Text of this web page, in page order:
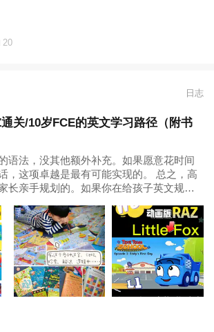
20
日志
关/10岁FCE的英文学习路径（附书
语法，没其他额外补充。如果愿意花时间
，这项卓越是最有可能实现的。 总之，高
长亲手规划的。如果你在给孩子英文规划
决定了家长为孩子花的每一分钱、每一分
。 为什么要让小学娃冲刺FCE？这从来不
学生英文规划｜家长实战QA精编...